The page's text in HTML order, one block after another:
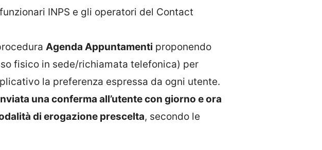
INPS e gli operatori del Contact
Agenda Appuntamenti proponendo
fisico in sede/richiamata telefonica) per
la preferenza espressa da ogni utente.
una conferma all’utente con giorno e ora
di erogazione prescelta, secondo le